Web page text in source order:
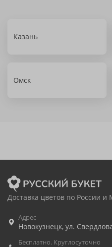
Казань
Омск
Доставка цветов по России и
Адрес
Новокузнецк, ул.
Бесплатно. Круглосуточно